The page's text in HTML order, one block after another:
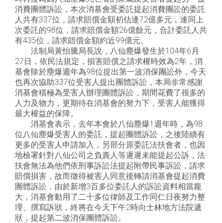
消費團體訴訟，本次消基會受委託提起消費團訟的委託
人共有337位，請求賠償金額初估達72億多元，連同上
次委託的98位，請求賠償金額26億餘元，合計委託人共
有435位，請求賠償金額約近99億元。
法制局黃怡騰局長說，八仙塵爆發生於104年6月
27日，依民法規定，損害賠償之請求權時效為2年，消
基會除於塵爆週年為98位提出第一波消保團訟外，今天
也再次協助337位受害人提出團體訴訟，本局非常感謝
消基會積極為受害人辦理團體訴訟，期間花費了很多的
人力及物力，更期待在消基會的努力下，受害人能獲得
最大權益的保障。
消基會表示，去年本會於八仙塵爆1週年時，為98
位八仙塵爆受害人的委託，提起團體訴訟，之後陸續有
更多的受害人申請加入，另部分原委託法扶會者，也因
地檢署針對八仙公司之負責人等遲遲未能提起公訴，法
扶會無法為他們依刑事訴訟法提起附帶民事訴訟，請求
賠償損害，故而徵得被害人同意後轉請消基會提起消費
團體訴訟，由於新增3百多位委託人的訴訟資料相當龐
大，消基會動用了二十多位律師及工作同仁日夜努力整
理、撰寫訴狀，終將在今天下午2時向士林地方法院遞
狀，提起第二波消保團體訴訟。